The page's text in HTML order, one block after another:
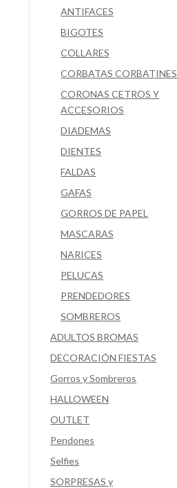
ANTIFACES
BIGOTES
COLLARES
CORBATAS CORBATINES
CORONAS CETROS Y
ACCESORIOS
DIADEMAS
DIENTES
FALDAS
GAFAS
GORROS DE PAPEL
MASCARAS
NARICES
PELUCAS
PRENDEDORES
SOMBREROS
ADULTOS BROMAS
DECORACIÓN FIESTAS
Gorros y Sombreros
HALLOWEEN
OUTLET
Pendones
Selfies
SORPRESAS y